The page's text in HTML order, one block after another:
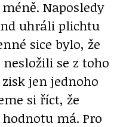
Naposledy
uhráli plichtu
sice bylo, že
se z toho
jen jednoho
si říct, že
má. Pro